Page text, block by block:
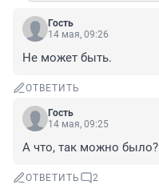
Гость
14 мая, 09:26
Не может быть.
ОТВЕТИТЬ
Гость
14 мая, 09:25
А что, так можно было?
ОТВЕТИТЬ 2